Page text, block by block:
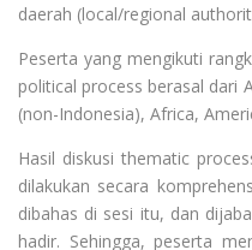
daerah (local/regional
Peserta yang mengikuti
political process berasal dari
(non-Indonesia), Africa,
Hasil diskusi thematic
dilakukan secara
dibahas di sesi itu, dan
hadir. Sehingga, peserta